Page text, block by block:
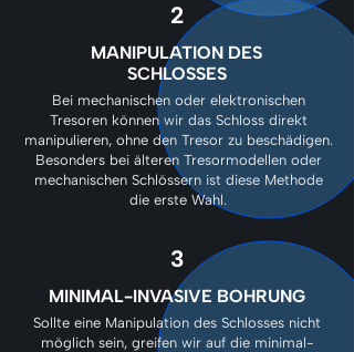
2
MANIPULATION DES
SCHLOSSES
Bei mechanischen oder elektronischen
Tresoren können wir das Schloss direkt
manipulieren, ohne den Tresor zu beschädigen.
Besonders bei älteren Tresormodellen oder
mechanischen Schlössern ist diese Methode
die erste Wahl.
3
MINIMAL-INVASIVE BOHRUNG
Sollte eine Manipulation des Schlosses nicht
möglich sein, greifen wir auf die minimal-